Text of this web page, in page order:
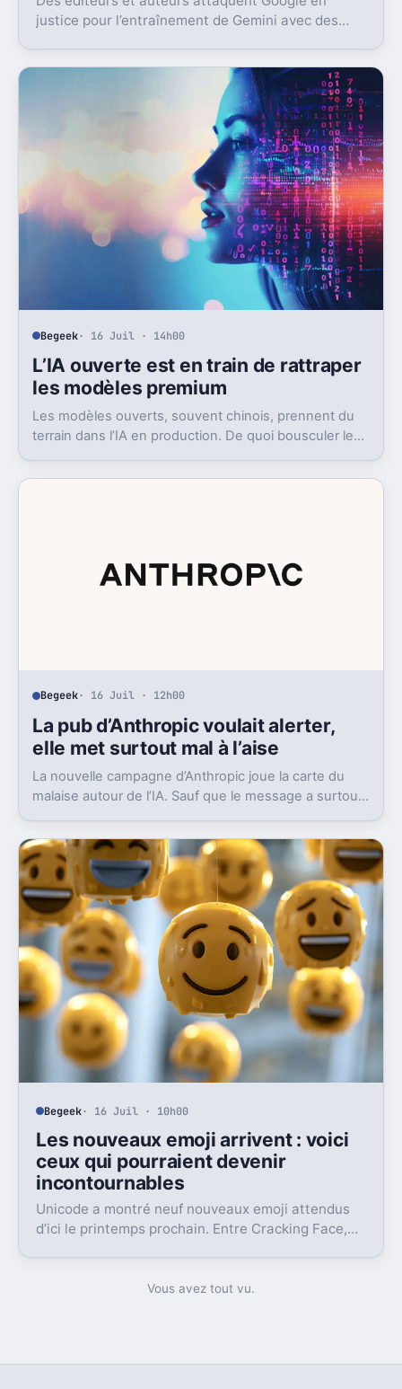
justice pour l’entraînement de Gemini avec des
Begeek· 16 Juil · 14h00
L’IA ouverte est en train de rattraper
les modèles premium
Les modèles ouverts, souvent chinois, prennent du
terrain dans l’IA en production. De quoi bousculer le
Begeek· 16 Juil · 12h00
La pub d’Anthropic voulait alerter,
elle met surtout mal à l’aise
La nouvelle campagne d’Anthropic joue la carte du
malaise autour de l’IA. Sauf que le message a surtout
Begeek· 16 Juil · 10h00
Les nouveaux emoji arrivent : voici
ceux qui pourraient devenir
incontournables
Unicode a montré neuf nouveaux emoji attendus
d’ici le printemps prochain. Entre Cracking Face,